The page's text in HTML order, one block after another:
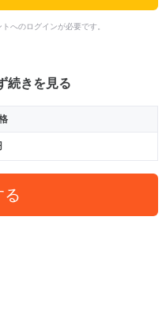
へのログインが必要です。
続きを見る
る